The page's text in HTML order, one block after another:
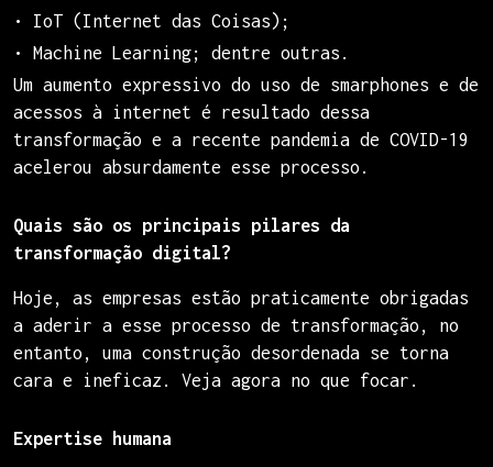
• IoT (Internet das Coisas);
• Machine Learning; dentre outras.
Um aumento expressivo do uso de smarphones e de
acessos à internet é resultado dessa
transformação e a recente pandemia de COVID-19
acelerou absurdamente esse processo.
Quais são os principais pilares da
transformação digital?
Hoje, as empresas estão praticamente obrigadas
a aderir a esse processo de transformação, no
entanto, uma construção desordenada se torna
cara e ineficaz. Veja agora no que focar.
Expertise humana